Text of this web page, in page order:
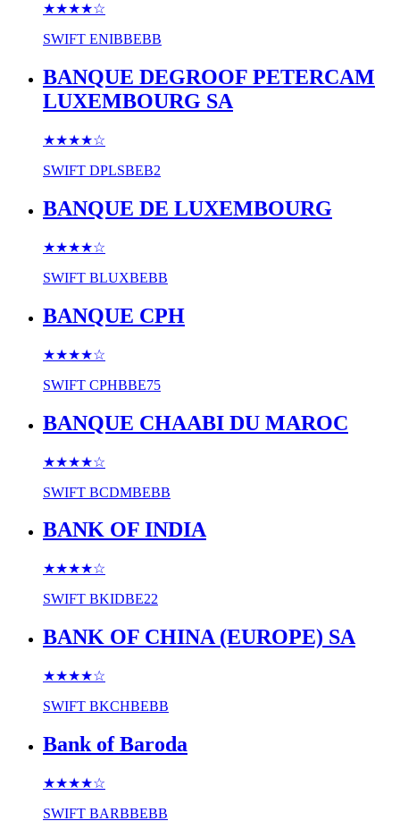
★★★★☆
SWIFT ENIBBEBB
BANQUE DEGROOF PETERCAM
LUXEMBOURG SA
★★★★☆
SWIFT DPLSBEB2
BANQUE DE LUXEMBOURG
★★★★☆
SWIFT BLUXBEBB
BANQUE CPH
★★★★☆
SWIFT CPHBBE75
BANQUE CHAABI DU MAROC
★★★★☆
SWIFT BCDMBEBB
BANK OF INDIA
★★★★☆
SWIFT BKIDBE22
BANK OF CHINA (EUROPE) SA
★★★★☆
SWIFT BKCHBEBB
Bank of Baroda
★★★★☆
SWIFT BARBBEBB